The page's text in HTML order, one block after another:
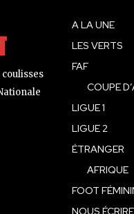
A LA UNE
LES VERTS
FAF
COUPE
LIGUE 1
LIGUE 2
ÉTRANGER
AFRIQUE
FOOT
NOUS ÉCRIRE